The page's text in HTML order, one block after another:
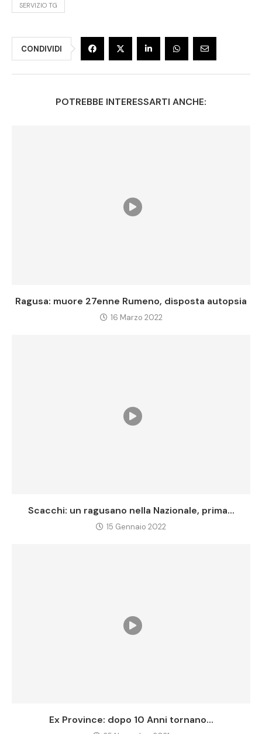
SERVIZIO TG
CONDIVIDI
POTREBBE INTERESSARTI ANCHE:
Ragusa: muore 27enne Rumeno, disposta autopsia
16 Marzo 2022
Scacchi: un ragusano nella Nazionale, prima...
15 Gennaio 2022
Ex Province: dopo 10 Anni tornano...